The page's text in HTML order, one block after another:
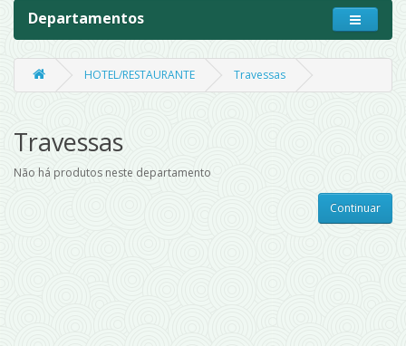
Departamentos
HOTEL/RESTAURANTE Travessas
Travessas
Não há produtos neste departamento
Continuar